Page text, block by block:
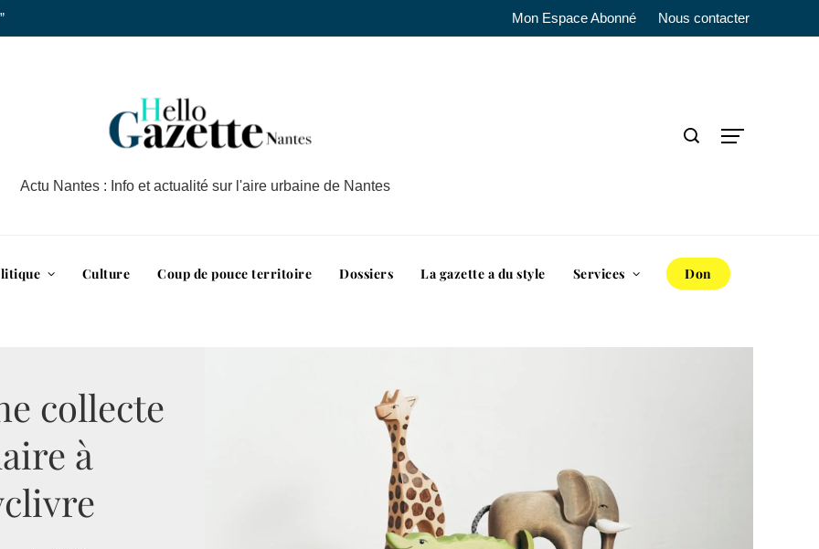
Mon Espace Abonné Nous contacter
Actu Nantes : Info et actualité sur l'aire urbaine de Nantes
Culture Coup de pouce territoire Dossiers La gazette a du style Services Don
collecte
à